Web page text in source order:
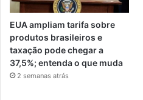
EUA ampliam tarifa sobre
produtos brasileiros e
taxação pode chegar a
37,5%; entenda o que muda
2 semanas atrás